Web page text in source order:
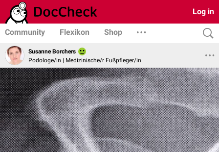
Log in
Community Flexikon Shop
Susanne Borchers
Podologe/in | Medizinische/r Fußpfleger/in